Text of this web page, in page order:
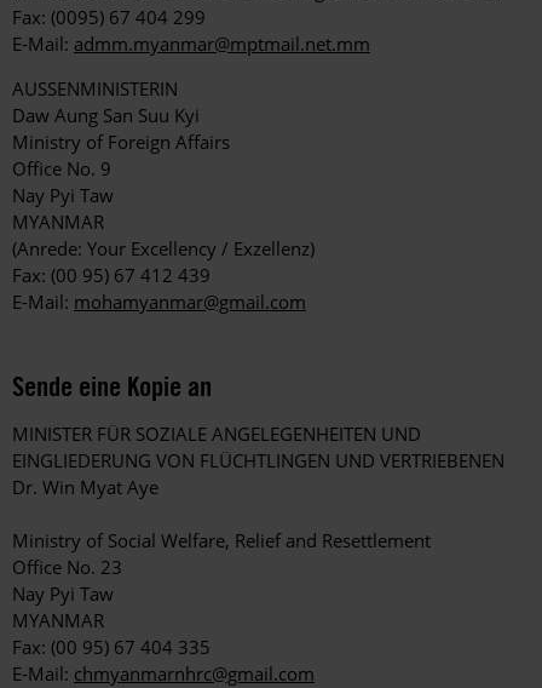
Fax: (0095) 67 404 299
E-Mail: admm.myanmar@mptmail.net.mm
AUSSENMINISTERIN
Daw Aung San Suu Kyi
Ministry of Foreign Affairs
Office No. 9
Nay Pyi Taw
MYANMAR
(Anrede: Your Excellency / Exzellenz)
Fax: (00 95) 67 412 439
E-Mail: mohamyanmar@gmail.com
Sende eine Kopie an
MINISTER FÜR SOZIALE ANGELEGENHEITEN UND
EINGLIEDERUNG VON FLÜCHTLINGEN UND VERTRIEBENEN
Dr. Win Myat Aye
Ministry of Social Welfare, Relief and Resettlement
Office No. 23
Nay Pyi Taw
MYANMAR
Fax: (00 95) 67 404 335
E-Mail: chmyanmarnhrc@gmail.com